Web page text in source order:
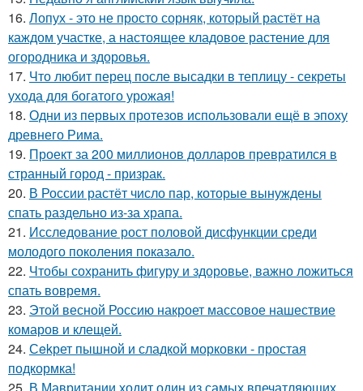
16. Лопух - это не просто сорняк, который растёт на
каждом участке, а настоящее кладовое растение для
огородника и здоровья.
17. Что любит перец после высадки в теплицу - секреты
ухода для богатого урожая!
18. Одни из первых протезов использовали ещё в эпоху
древнего Рима.
19. Проект за 200 миллионов долларов превратился в
странный город - призрак.
20. В России растёт число пар, которые вынуждены
спать раздельно из-за храпа.
21. Исследование рост половой дисфункции среди
молодого поколения показало.
22. Чтобы сохранить фигуру и здоровье, важно ложиться
спать вовремя.
23. Этой весной Россию накроет массовое нашествие
комаров и клещей.
24. Сekрет пышной и сладкой морковки - простая
подкормка!